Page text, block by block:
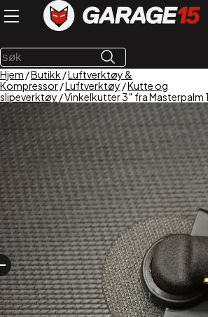
Hjem /Butikk /Luftverktøy &
Kompressor/Luftverktøy /Kutte og
slipeverktøy / Vinkelkutter 3″ fra Masterpalm